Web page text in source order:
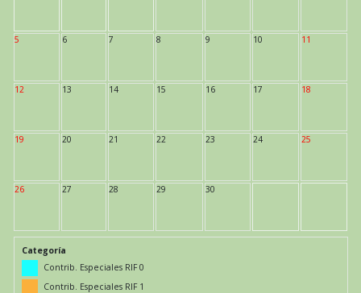
5 6 7 8 9 10 11
12 13 14 15 16 17 18
19 20 21 22 23 24 25
26 27 28 29 30
Categoría
Contrib. Especiales RIF 0
Contrib. Especiales RIF 1